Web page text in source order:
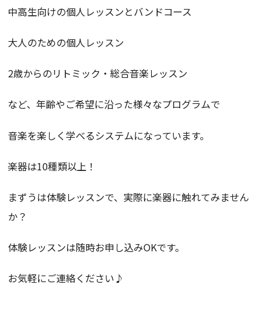
中高生向けの個人レッスンとバンドコース
大人のための個人レッスン
2歳からのリトミック・総合音楽レッスン
など、年齢やご希望に沿った様々なプログラムで
音楽を楽しく学べるシステムになっています。
楽器は10種類以上！
まずうは体験レッスンで、実際に楽器に触れてみません
か？
体験レッスンは随時お申し込みOKです。
お気軽にご連絡ください♪